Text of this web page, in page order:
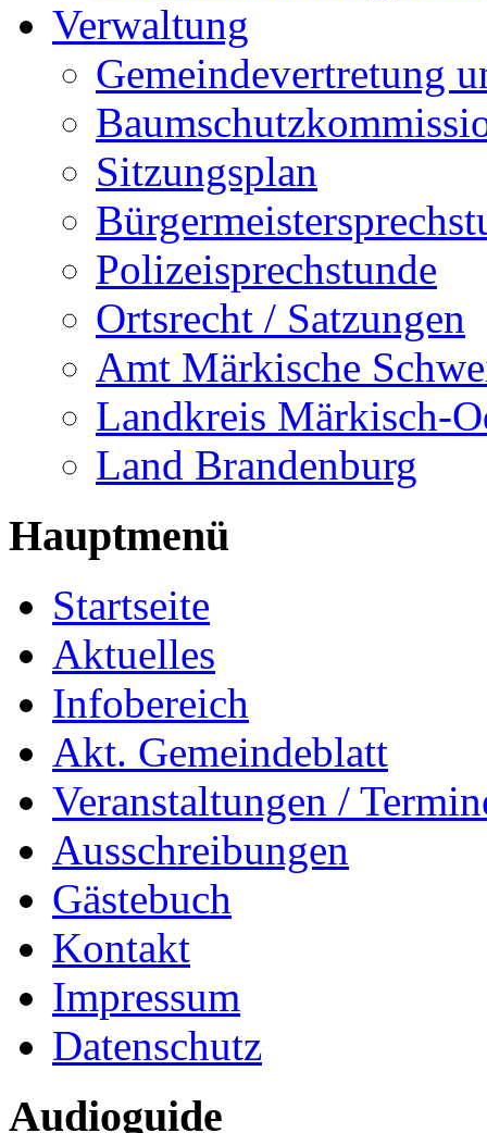
Verwaltung
Gemeindevertretung
Sitzungsplan
Polizeisprechstunde
Ortsrecht / Satzungen
Amt Märkische
Landkreis Märkisch-
Land Brandenburg
Hauptmenü
Startseite
Aktuelles
Infobereich
Akt. Gemeindeblatt
Veranstaltungen /
Ausschreibungen
Gästebuch
Kontakt
Impressum
Datenschutz
Audioguide